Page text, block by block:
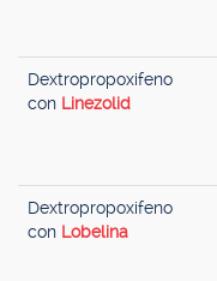
Dextropropoxifeno
con Linezolid
Dextropropoxifeno
con Lobelina